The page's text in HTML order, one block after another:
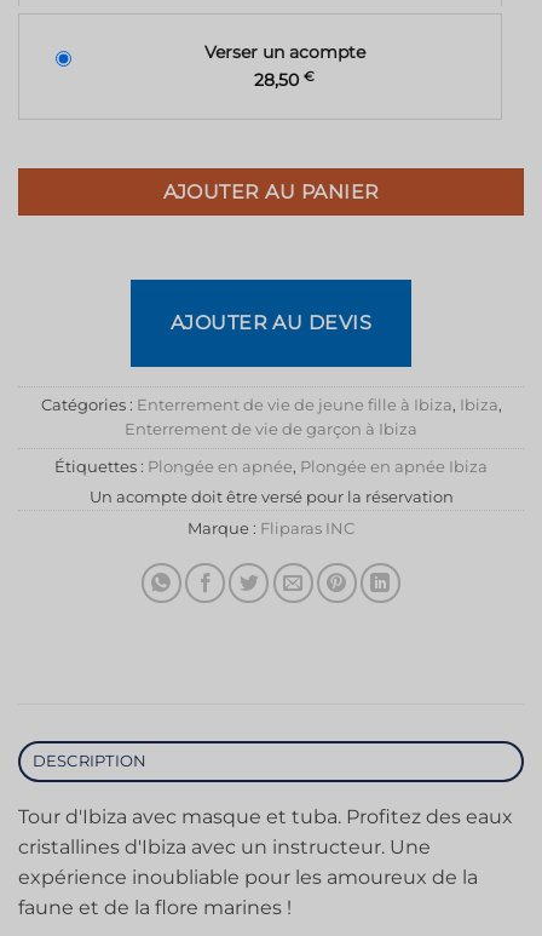
Verser un acompte
28,50 €
AJOUTER AU PANIER
AJOUTER AU DEVIS
Catégories : Enterrement de vie de jeune fille à Ibiza, Ibiza,
Enterrement de vie de garçon à Ibiza
Étiquettes : Plongée en apnée, Plongée en apnée Ibiza
Un acompte doit être versé pour la réservation
Marque : Fliparas INC
DESCRIPTION
Tour d'Ibiza avec masque et tuba. Profitez des eaux
cristallines d'Ibiza avec un instructeur. Une
expérience inoubliable pour les amoureux de la
faune et de la flore marines !